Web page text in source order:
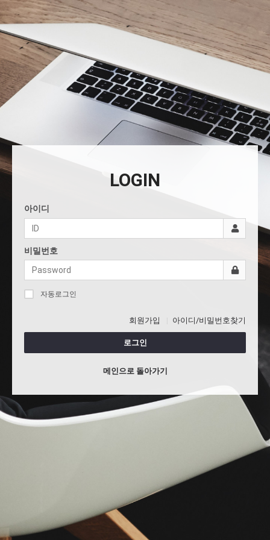
LOGIN
아이디
비밀번호
자동로그인
회원가입 아이디/비밀번호찾기
로그인
메인으로 돌아가기